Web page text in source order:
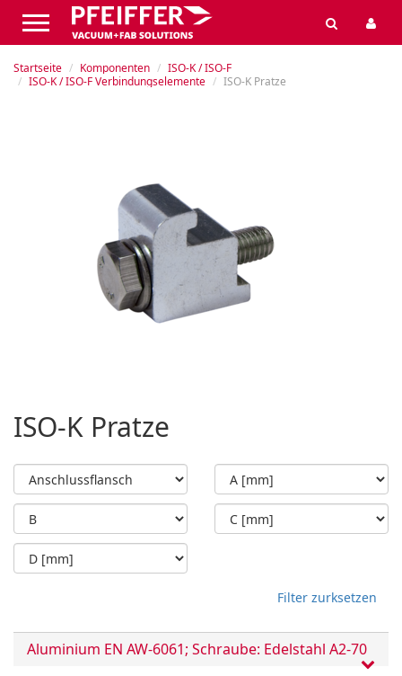
Startseite Komponenten
ISO-K / ISO-F
ISO-K / ISO-F Verbindungselemente
ISO-K Pratze
ISO-K Pratze
Filter zurksetzen
Aluminium EN AW-6061; Schraube: Edelstahl A2-70